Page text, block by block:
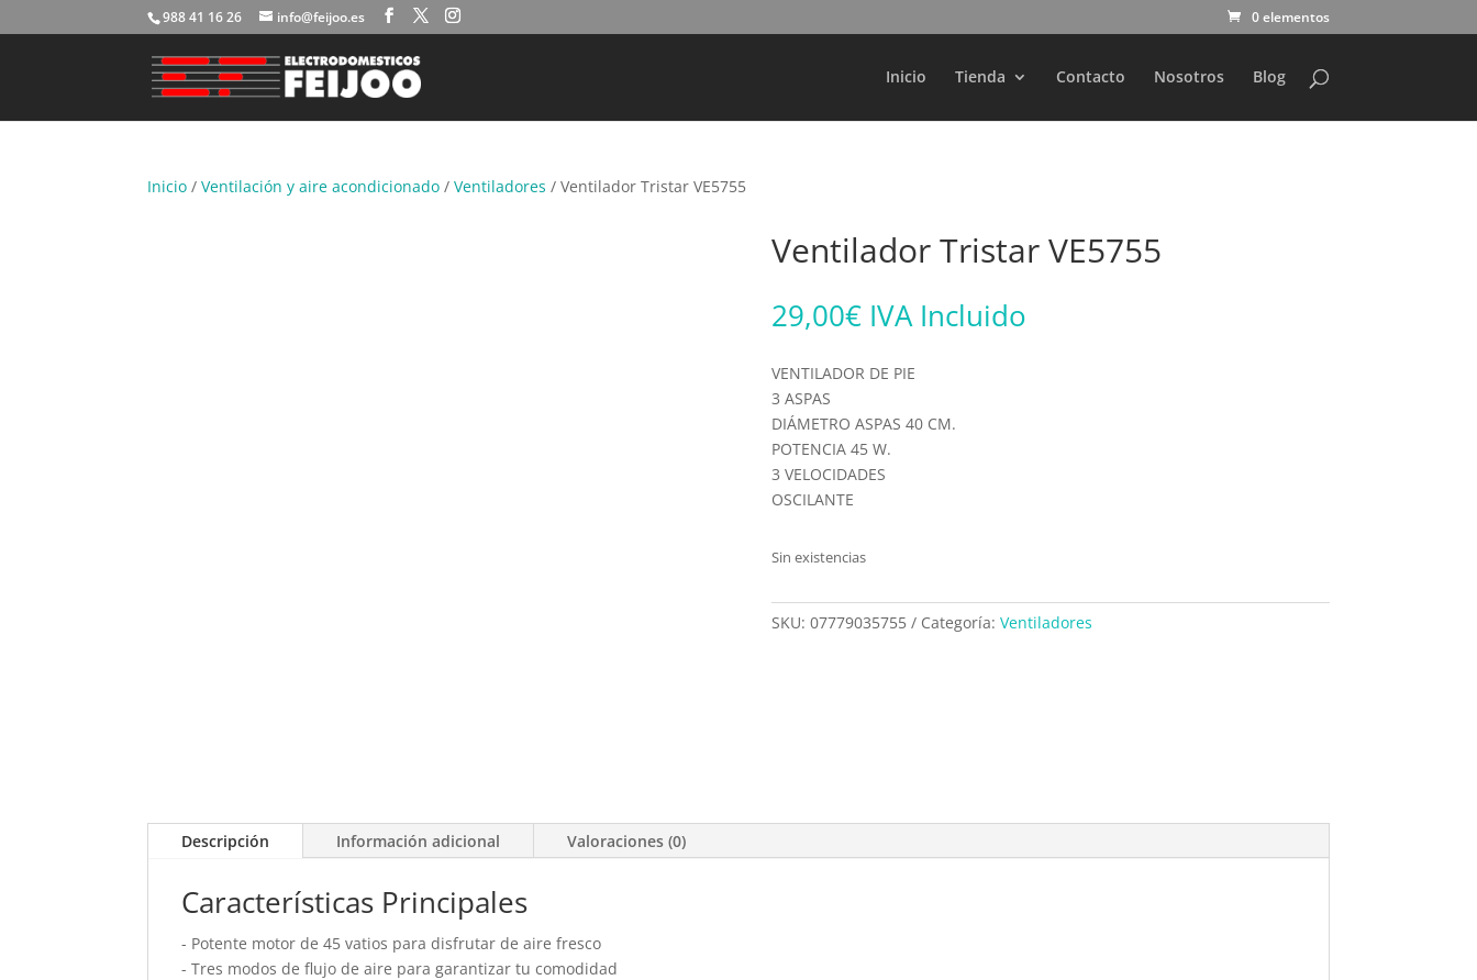
988 41 16 26 info@feijoo.es 0 elementos
Inicio Tienda Contacto Nosotros Blog
Búsqueda
productos
Inicio /Ventilación y aire acondicionado /Ventiladores / Ventilador Tristar VE5755
Ventilador Tristar VE5755
29,00€ IVA Incluido
VENTILADOR DE PIE
3 ASPAS
DIÁMETRO ASPAS 40 CM.
POTENCIA 45 W.
3 VELOCIDADES
OSCILANTE
Sin existencias
SKU: 07779035755 Categoría: Ventiladores
Descripción Información adicional Valoraciones (0)
Características Principales
- Potente motor de 45 vatios para disfrutar de aire fresco
- Tres modos de flujo de aire para garantizar tu comodidad